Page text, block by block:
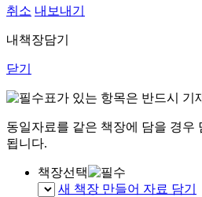
취소 내보내기
내책장담기
닫기
표가 있는 항목은 반드시 기
동일자료를 같은 책장에 담을 경우
됩니다.
책장선택
새 책장 만들어 자료 담기